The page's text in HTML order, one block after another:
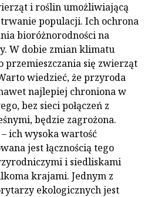
i roślin umożliwiającą
populacji. Ich ochrona
bioróżnorodności na
W dobie zmian klimatu
przemieszczania się zwierząt
wiedzieć, że przyroda
najlepiej chroniona w
bez sieci połączeń z
będzie zagrożona.
ich wysoka wartość
jest łącznością tego
i siedliskami
krajami. Jednym z
ekologicznych jest